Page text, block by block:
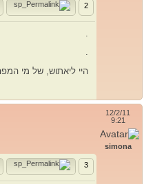
2
.
היי ליאתוש, של מי
12/2/11
9:21
simona
3